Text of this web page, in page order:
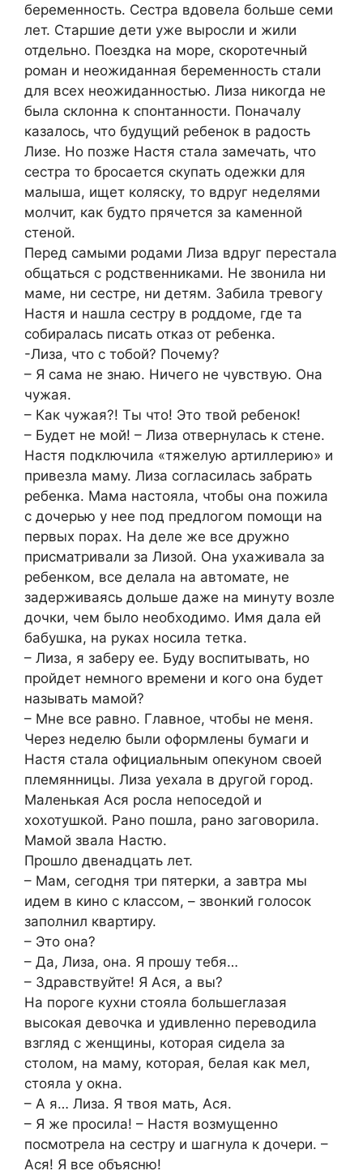
беременность. Сестра вдовела больше семи
лет. Старшие дети уже выросли и жили
отдельно. Поездка на море, скоротечный
роман и неожиданная беременность стали
для всех неожиданностью. Лиза никогда не
была склонна к спонтанности. Поначалу
казалось, что будущий ребенок в радость
Лизе. Но позже Настя стала замечать, что
сестра то бросается скупать одежки для
малыша, ищет коляску, то вдруг неделями
молчит, как будто прячется за каменной
стеной.
Перед самыми родами Лиза вдруг перестала
общаться с родственниками. Не звонила ни
маме, ни сестре, ни детям. Забила тревогу
Настя и нашла сестру в роддоме, где та
собиралась писать отказ от ребенка.
-Лиза, что с тобой? Почему?
– Я сама не знаю. Ничего не чувствую. Она
чужая.
– Как чужая?! Ты что! Это твой ребенок!
– Будет не мой! – Лиза отвернулась к стене.
Настя подключила «тяжелую артиллерию» и
привезла маму. Лиза согласилась забрать
ребенка. Мама настояла, чтобы она пожила
с дочерью у нее под предлогом помощи на
первых порах. На деле же все дружно
присматривали за Лизой. Она ухаживала за
ребенком, все делала на автомате, не
задерживаясь дольше даже на минуту возле
дочки, чем было необходимо. Имя дала ей
бабушка, на руках носила тетка.
– Лиза, я заберу ее. Буду воспитывать, но
пройдет немного времени и кого она будет
называть мамой?
– Мне все равно. Главное, чтобы не меня.
Через неделю были оформлены бумаги и
Настя стала официальным опекуном своей
племянницы. Лиза уехала в другой город.
Маленькая Ася росла непоседой и
хохотушкой. Рано пошла, рано заговорила.
Мамой звала Настю.
Прошло двенадцать лет.
– Мам, сегодня три пятерки, а завтра мы
идем в кино с классом, – звонкий голосок
заполнил квартиру.
– Это она?
– Да, Лиза, она. Я прошу тебя…
– Здравствуйте! Я Ася, а вы?
На пороге кухни стояла большеглазая
высокая девочка и удивленно переводила
взгляд с женщины, которая сидела за
столом, на маму, которая, белая как мел,
стояла у окна.
– А я… Лиза. Я твоя мать, Ася.
– Я же просила! – Настя возмущенно
посмотрела на сестру и шагнула к дочери. –
Ася! Я все объясню!